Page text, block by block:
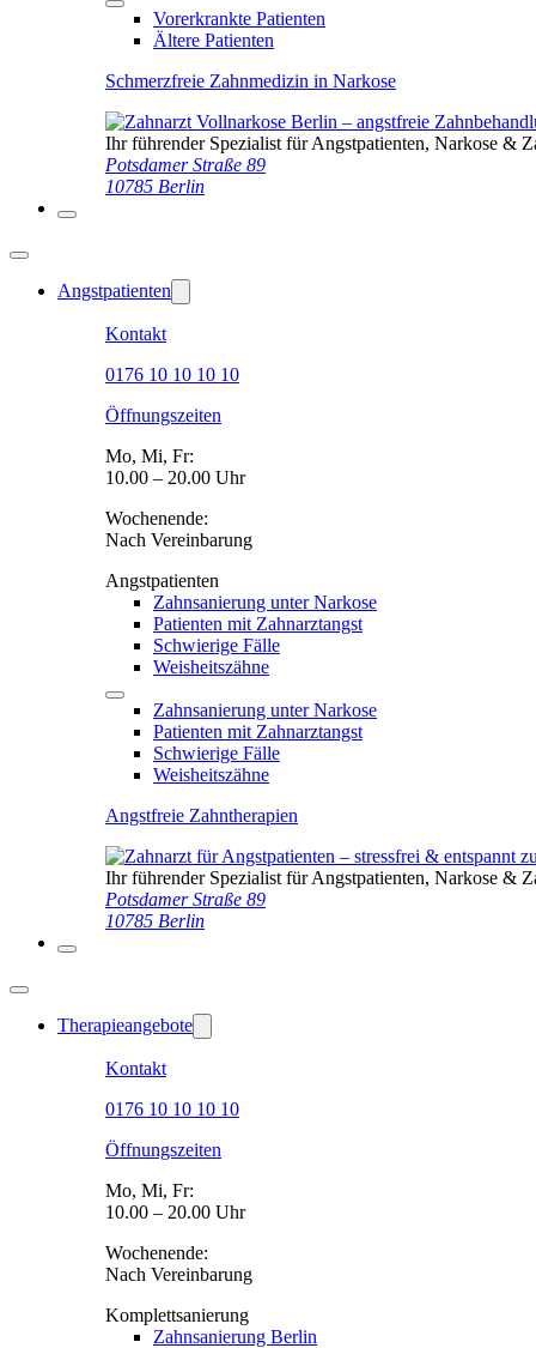
Vorerkrankte Patienten
Ältere Patienten
Schmerzfreie Zahnmedizin in Narkose
Ihr führender Spezialist für Angstpatienten, Narkose &
Potsdamer Straße 89
10785 Berlin
Angstpatienten
Kontakt
0176 10 10 10 10
Öffnungszeiten
Mo, Mi, Fr:
10.00 – 20.00 Uhr
Wochenende:
Nach Vereinbarung
Angstpatienten
Zahnsanierung unter Narkose
Patienten mit Zahnarztangst
Schwierige Fälle
Weisheitszähne
Zahnsanierung unter Narkose
Patienten mit Zahnarztangst
Schwierige Fälle
Weisheitszähne
Angstfreie Zahntherapien
Ihr führender Spezialist für Angstpatienten, Narkose &
Potsdamer Straße 89
10785 Berlin
Therapieangebote
Kontakt
0176 10 10 10 10
Öffnungszeiten
Mo, Mi, Fr:
10.00 – 20.00 Uhr
Wochenende:
Nach Vereinbarung
Komplettsanierung
Zahnsanierung Berlin